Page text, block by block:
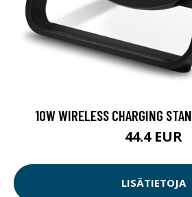
10W WIRELESS CHARGING
44.4 EUR
LISÄTIETOJA